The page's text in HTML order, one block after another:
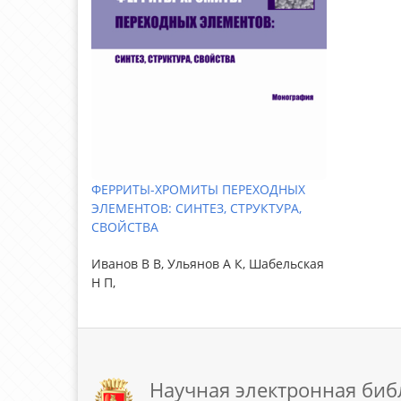
ФЕРРИТЫ-ХРОМИТЫ ПЕРЕХОДНЫХ
ЭЛЕМЕНТОВ: СИНТЕЗ, СТРУКТУРА,
СВОЙСТВА
Иванов В В, Ульянов А К, Шабельская
Н П,
Научная электронная